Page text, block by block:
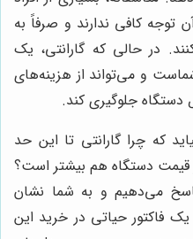
توجه کافی ندارند و صرفاً به
در حالی که گارانتی، یک
و می‌تواند از هزینه‌های
دستگاه جلوگیری کند.
که چرا گارانتی تا این حد
قیمت دستگاه هم بیشتر است؟
می‌دهیم و به شما نشان
فاکتور حیاتی در خرید این